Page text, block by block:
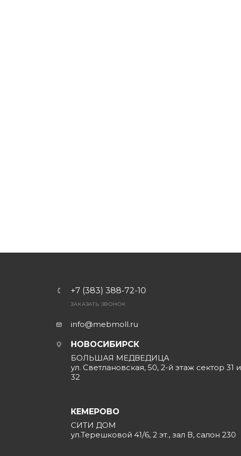
+7 (383) 388-72-10
ЗАКАЗАТЬ ЗВОНОК
info@mebmoll.ru
НОВОСИБИРСК
БОЛЬШАЯ МЕДВЕДИЦА
ул. Светлановская, 50, 2-й этаж сектор 31 и
32
КЕМЕРОВО
СИТИ ДОМ
ул.Терешковой 41/6, 2 эт., зал В, салон 230